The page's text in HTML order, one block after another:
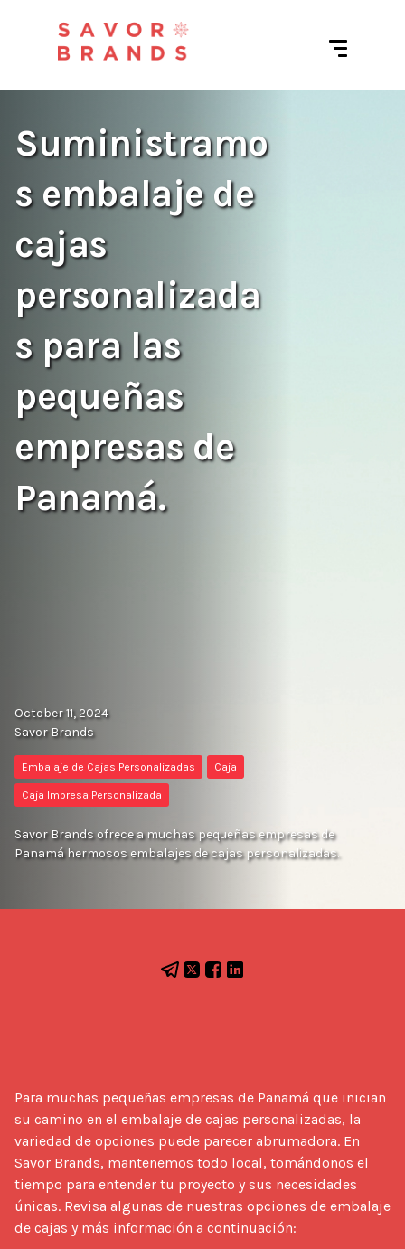
Suministramo
s embalaje de
cajas
personalizada
s para las
pequeñas
empresas de
Panamá.
October 11, 2024
Savor Brands
Embalaje de Cajas Personalizadas Caja
Caja Impresa Personalizada
Savor Brands ofrece a muchas pequeñas empresas de
Panamá hermosos embalajes de cajas personalizadas.
Para muchas pequeñas empresas de Panamá que inician
su camino en el embalaje de cajas personalizadas, la
variedad de opciones puede parecer abrumadora. En
Savor Brands, mantenemos todo local, tomándonos el
tiempo para entender tu proyecto y sus necesidades
únicas. Revisa algunas de nuestras opciones de embalaje
de cajas y más información a continuación: